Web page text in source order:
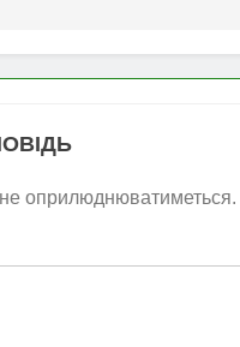
оприлюднюватиметься.